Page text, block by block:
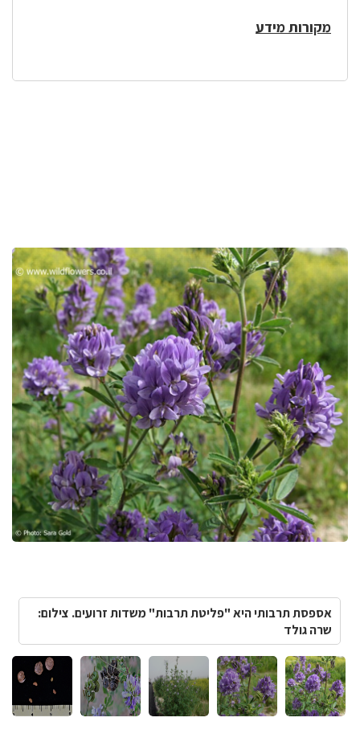
מקורות מידע
אספסת תרבותי היא "פליטת תרבות" משדות זרועים. צילום:
שרה גולד